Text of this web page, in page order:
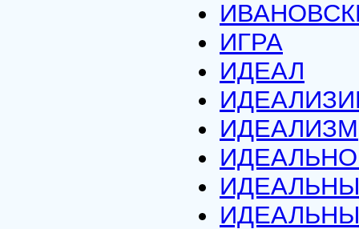
ИГРА
ИДЕАЛ
ИДЕАЛИЗМ